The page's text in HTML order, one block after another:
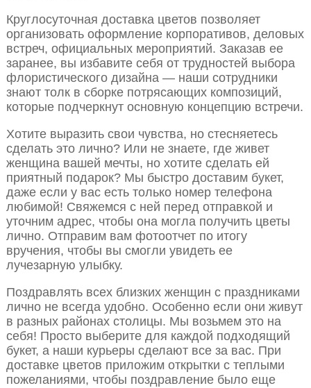
Круглосуточная доставка цветов позволяет
организовать оформление корпоративов, деловых
встреч, официальных мероприятий. Заказав ее
заранее, вы избавите себя от трудностей выбора
флористического дизайна — наши сотрудники
знают толк в сборке потрясающих композиций,
которые подчеркнут основную концепцию встречи.
Хотите выразить свои чувства, но стесняетесь
сделать это лично? Или не знаете, где живет
женщина вашей мечты, но хотите сделать ей
приятный подарок? Мы быстро доставим букет,
даже если у вас есть только номер телефона
любимой! Свяжемся с ней перед отправкой и
уточним адрес, чтобы она могла получить цветы
лично. Отправим вам фотоотчет по итогу
вручения, чтобы вы смогли увидеть ее
лучезарную улыбку.
Поздравлять всех близких женщин с праздниками
лично не всегда удобно. Особенно если они живут
в разных районах столицы. Мы возьмем это на
себя! Просто выберите для каждой подходящий
букет, а наши курьеры сделают все за вас. При
доставке цветов приложим открытки с теплыми
пожеланиями, чтобы поздравление было еще